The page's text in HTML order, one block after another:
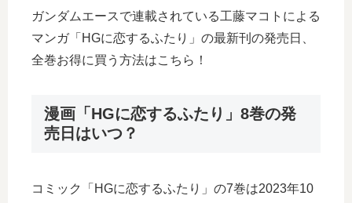
ガンダムエースで連載されている工藤マコトによる
マンガ「HGに恋するふたり」の最新刊の発売日、
全巻お得に買う方法はこちら！
漫画「HGに恋するふたり」8巻の発
売日はいつ？
コミック「HGに恋するふたり」の7巻は2023年10